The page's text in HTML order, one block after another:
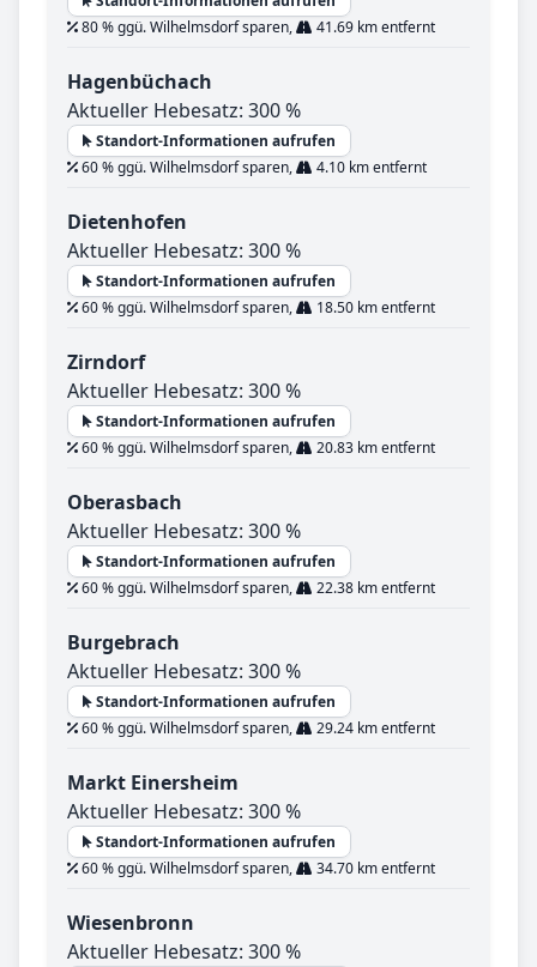
80 % ggü. Wilhelmsdorf sparen,
41.69 km entfernt
Hagenbüchach
Aktueller Hebesatz: 300 %
Standort-Informationen aufrufen
60 % ggü. Wilhelmsdorf sparen,
4.10 km entfernt
Dietenhofen
Aktueller Hebesatz: 300 %
Standort-Informationen aufrufen
60 % ggü. Wilhelmsdorf sparen,
18.50 km entfernt
Zirndorf
Aktueller Hebesatz: 300 %
Standort-Informationen aufrufen
60 % ggü. Wilhelmsdorf sparen,
20.83 km entfernt
Oberasbach
Aktueller Hebesatz: 300 %
Standort-Informationen aufrufen
60 % ggü. Wilhelmsdorf sparen,
22.38 km entfernt
Burgebrach
Aktueller Hebesatz: 300 %
Standort-Informationen aufrufen
60 % ggü. Wilhelmsdorf sparen,
29.24 km entfernt
Markt Einersheim
Aktueller Hebesatz: 300 %
Standort-Informationen aufrufen
60 % ggü. Wilhelmsdorf sparen,
34.70 km entfernt
Wiesenbronn
Aktueller Hebesatz: 300 %